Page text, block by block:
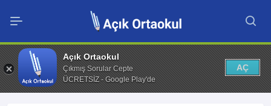
Açık Ortaokul
Çıkmış Sorular Cepte
ÜCRETSİZ - Google Play'de
AÇ